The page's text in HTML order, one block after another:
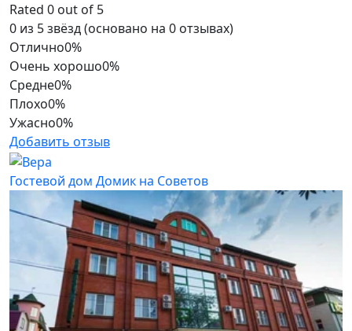
Rated 0 out of 5
0 из 5 звёзд (основано на 0 отзывах)
Отлично0%
Очень хорошо0%
Средне0%
Плохо0%
Ужасно0%
Добавить отзыв
Гостевой дом Домик на Советов